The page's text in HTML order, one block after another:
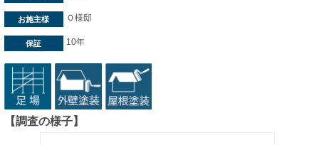
お施主様 Ｏ様邸
保証 10年
【調査の様子】